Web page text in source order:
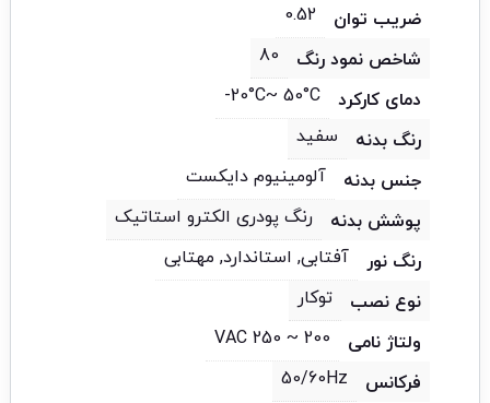
ضریب توان
0.52
شاخص نمود رنگ
80
دمای کارکرد
20°C~ 50°C-
رنگ بدنه
سفید
جنس بدنه
آلومینیوم دایکست
پوشش بدنه
رنگ پودری الکترو استاتیک
رنگ نور
آفتابی, استاندارد, مهتابی
نوع نصب
توکار
ولتاژ نامی
200 ~ 250 VAC
فرکانس
50/60Hz